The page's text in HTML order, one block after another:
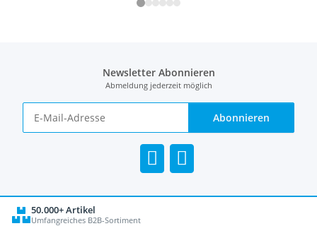
Newsletter Abonnieren
Abmeldung jederzeit möglich
Abonnieren
50.000+ Artikel
Umfangreiches B2B-Sortiment